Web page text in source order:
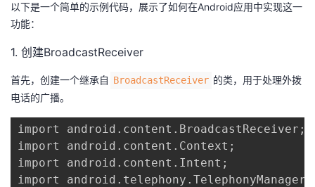
以下是一个简单的示例代码，展示了如何在Android应用中实现这一
功能：
1. 创建BroadcastReceiver
首先，创建一个继承自​ ​BroadcastReceiver​ ​的类，用于处理外拨
电话的广播。
import android.content.BroadcastReceiver;
import android.content.Context;
import android.content.Intent;
import android.telephony.TelephonyManager;